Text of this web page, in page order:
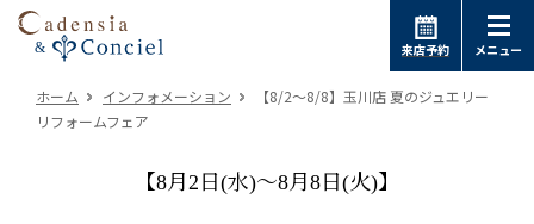
来店予約 メニュー
ホーム インフォメーション
【8/2～8/8】玉川店 夏のジュエリー
リフォームフェア
【8月2日(水)～8月8日(火)】